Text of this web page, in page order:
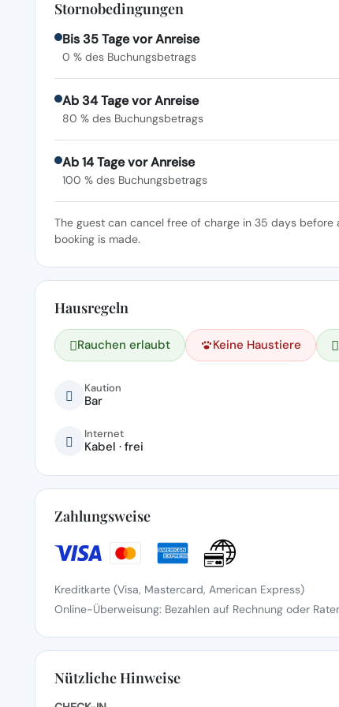
Stornobedingungen
Bis 35 Tage vor Anreise
0 % des Buchungsbetrags
Ab 34 Tage vor Anreise
80 % des Buchungsbetrags
Ab 14 Tage vor Anreise
100 % des Buchungsbetrags
The guest can cancel free of charge in 35 days
booking is made.
Hausregeln
Rauchen erlaubt Keine Haustiere
Kaution
Bar
Internet
Kabel · frei
Zahlungsweise
Kreditkarte (Visa, Mastercard, American Express)
Online-Überweisung: Bezahlen auf Rechnung oder
Nützliche Hinweise